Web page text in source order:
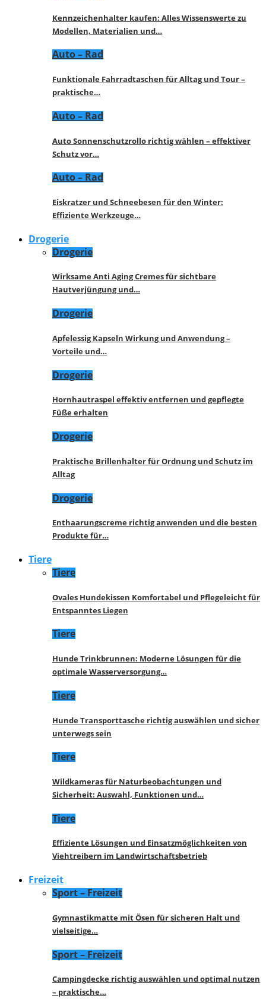
Kennzeichenhalter kaufen: Alles Wissenswerte zu
Modellen, Materialien und…
Auto – Rad
Funktionale Fahrradtaschen für Alltag und Tour –
praktische…
Auto – Rad
Auto Sonnenschutzrollo richtig wählen – effektiver
Schutz vor…
Auto – Rad
Eiskratzer und Schneebesen für den Winter:
Effiziente Werkzeuge…
Drogerie
Drogerie
Wirksame Anti Aging Cremes für sichtbare
Hautverjüngung und…
Drogerie
Apfelessig Kapseln Wirkung und Anwendung –
Vorteile und…
Drogerie
Hornhautraspel effektiv entfernen und gepflegte
Füße erhalten
Drogerie
Praktische Brillenhalter für Ordnung und Schutz im
Alltag
Drogerie
Enthaarungscreme richtig anwenden und die besten
Produkte für…
Tiere
Tiere
Ovales Hundekissen Komfortabel und Pflegeleicht für
Entspanntes Liegen
Tiere
Hunde Trinkbrunnen: Moderne Lösungen für die
optimale Wasserversorgung…
Tiere
Hunde Transporttasche richtig auswählen und sicher
unterwegs sein
Tiere
Wildkameras für Naturbeobachtungen und
Sicherheit: Auswahl, Funktionen und…
Tiere
Effiziente Lösungen und Einsatzmöglichkeiten von
Viehtreibern im Landwirtschaftsbetrieb
Freizeit
Sport – Freizeit
Gymnastikmatte mit Ösen für sicheren Halt und
vielseitige…
Sport – Freizeit
Campingdecke richtig auswählen und optimal nutzen
– praktische…